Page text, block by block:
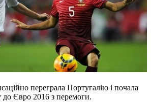
переграла Португалію і почала
до Євро 2016 з перемоги.